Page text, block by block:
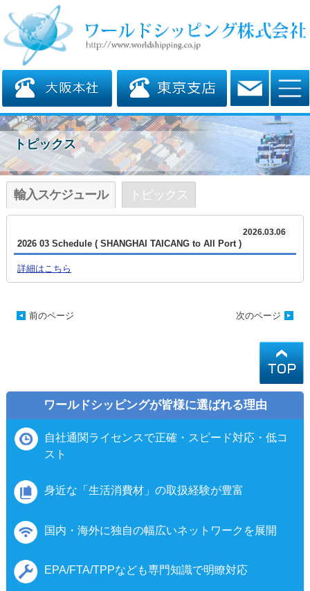
トピックス
輸入スケジュール トピックス
2026 03 Schedule ( SHANGHAI TAICANG to All Port )
2026.03.06
詳細はこちら
前のページ 次のページ
ワールドシッピングが皆様に選ばれる理由
自社通関ライセンスで正確・スピード対応・低コ
スト
身近な「生活消費材」の取扱経験が豊富
国内・海外に独自の幅広いネットワークを展開
EPA/FTA/TPPなども専門知識で明瞭対応